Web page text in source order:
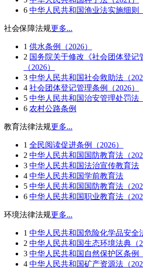
6 中华人民共和国渔业法实施细则
社会保障法规更多...
1 供水条例（2026）
2 国务院关于修改《社会团体登记
（2026）
3 中华人民共和国社会救助法（
4 社会团体登记管理条例（2026）
5 中华人民共和国治安管理处罚法
6 农村公路条例
教育法律法规更多...
1 全民阅读促进条例（2026）
2 中华人民共和国国防教育法（
3 中华人民共和国法治宣传教育法
4 中华人民共和国学前教育法
5 中华人民共和国国防教育法（
6 中华人民共和国职业教育法（
环境法律法规更多...
1 中华人民共和国危险化学品安全
2 中华人民共和国生态环境法典（
3 中华人民共和国自然保护区条例
4 中华人民共和国矿产资源法（